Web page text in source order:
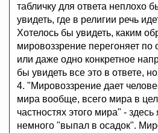
табличку для ответа неплохо
увидеть, где в религии речь
Хотелось бы увидеть, каким
мировоззрение перегоняет по
или даже одно конкретное
бы увидеть все это в ответе,
4. "Мировоззрение дает
мира вообще, всего мира в
частностях этого мира" - здесь
немного "выпал в осадок".